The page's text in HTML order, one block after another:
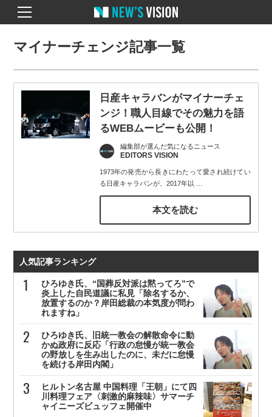
マイナーチェンジ記事一覧
日産キャラバンがマイナーチェ
ンジ！職人目線でその魅力を語
るWEBムービーも公開！
編集部が選んだ気になるニュース
EDITORS VISION
1973年の発売から長きにわたって愛され続けてい
る日産キャラバンが、2017年以
本文を読む
人気記事ランキング
ひろゆき氏、“国葬反対派は黙ってろ”で
炎上した自民道議に私見「除名するか、
放置するのか？岸田総裁の本気度が問わ
れますね」
ひろゆき氏、旧統一教会の解散命令に動
かぬ政府に反応「行政の怠慢が統一教会
の野放しを生み出したのに、未だに怠慢
を続ける岸田内閣」
ヒルトン名古屋 中国料理「王朝」にて四
川料理フェア〈刺激的麻辣味〉サマーチ
ャイニーズビュッフェ開催中